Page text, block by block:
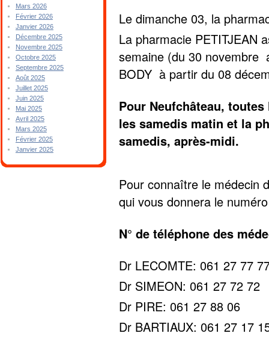
Mars 2026
Février 2026
Janvier 2026
Décembre 2025
Novembre 2025
Octobre 2025
Septembre 2025
Août 2025
Juillet 2025
Juin 2025
Mai 2025
Avril 2025
Mars 2025
Février 2025
Janvier 2025
Le dimanche 03, la
La pharmacie PETITJEAN
semaine (du 30 novembre
BODY à partir du 08
Pour Neufchâteau,
les samedis matin et la
samedis, après-midi.
Pour connaître le médecin
qui vous donnera le
N° de téléphone des
Dr LECOMTE: 061 27 77
Dr SIMEON: 061 27 72 72
Dr PIRE: 061 27 88 06
Dr BARTIAUX: 061 27 17